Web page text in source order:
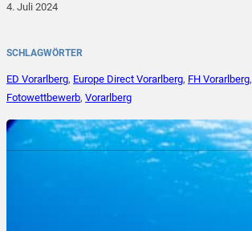
4. Juli 2024
SCHLAGWÖRTER
ED Vorarlberg, Europe Direct Vorarlberg, FH Vorarlberg,
Fotowettbewerb, Vorarlberg